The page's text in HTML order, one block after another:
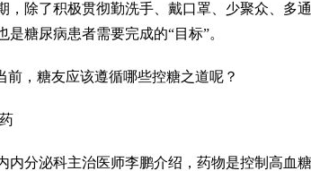
，除了积极贯彻勤洗手、戴口罩、少聚众、多
糖尿病患者需要完成的“目标”。
前，糖友应该遵循哪些控糖之道呢？
内分泌科主治医师李鹏介绍，药物是控制高血